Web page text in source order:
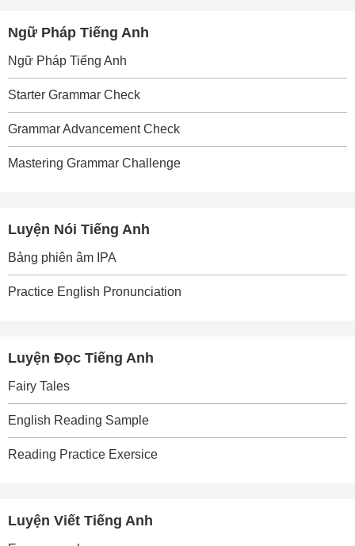
Ngữ Pháp Tiếng Anh
Ngữ Pháp Tiếng Anh
Starter Grammar Check
Grammar Advancement Check
Mastering Grammar Challenge
Luyện Nói Tiếng Anh
Bảng phiên âm IPA
Practice English Pronunciation
Luyện Đọc Tiếng Anh
Fairy Tales
English Reading Sample
Reading Practice Exersice
Luyện Viết Tiếng Anh